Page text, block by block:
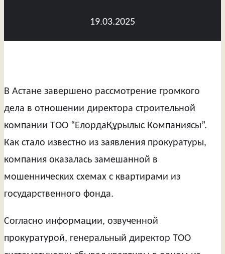
19.03.2025
В Астане завершено рассмотрение громкого
дела в отношении директора строительной
компании ТОО “ЕлордаҚұрылыс Компаниясы”.
Как стало известно из заявления прокуратуры,
компания оказалась замешанной в
мошеннических схемах с квартирами из
государственного фонда.
Согласно информации, озвученной
прокуратурой, генеральный директор ТОО